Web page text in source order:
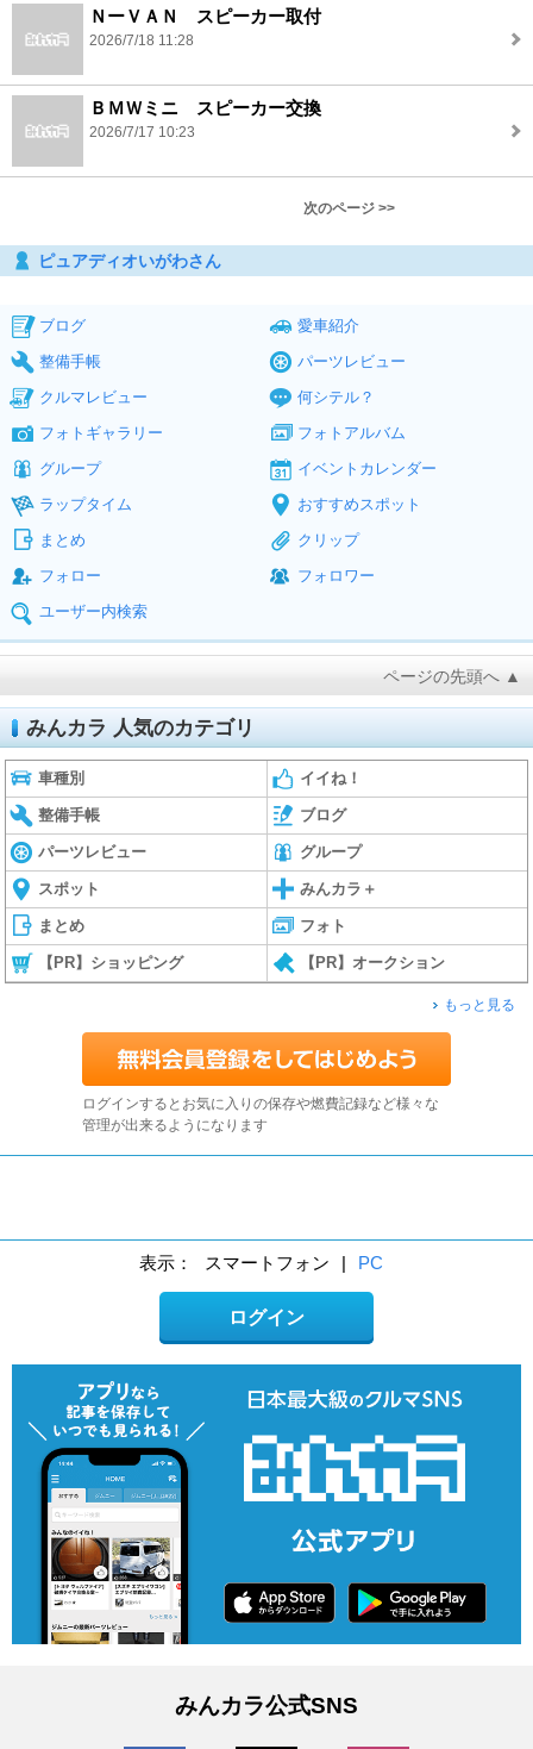
ＮーＶＡＮ スピーカー取付
2026/7/18 11:28
ＢＭＷミニ スピーカー交換
2026/7/17 10:23
次のページ >>
ピュアディオいがわさん
ブログ
愛車紹介
整備手帳
パーツレビュー
クルマレビュー
何シテル？
フォトギャラリー
フォトアルバム
グループ
イベントカレンダー
ラップタイム
おすすめスポット
まとめ
クリップ
フォロー
フォロワー
ユーザー内検索
ページの先頭へ ▲
みんカラ 人気のカテゴリ
車種別 イイね！
整備手帳 ブログ
パーツレビュー グループ
スポット みんカラ＋
まとめ フォト
【PR】ショッピング 【PR】オークション
もっと見る
ログインするとお気に入りの保存や燃費記録など様々な
管理が出来るようになります
表示： スマートフォン | PC
ログイン
みんカラ公式SNS